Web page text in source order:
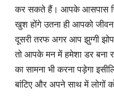
कर सकते हैं। आपके आसपास
खुश होंगे उतना ही आपको
दूसरी तरफ अगर आप झुग्गी
तो आपके मन में हमेशा डर बना
का सामना भी करना पड़ेगा
बांटिए और अपने साथ में लोगों